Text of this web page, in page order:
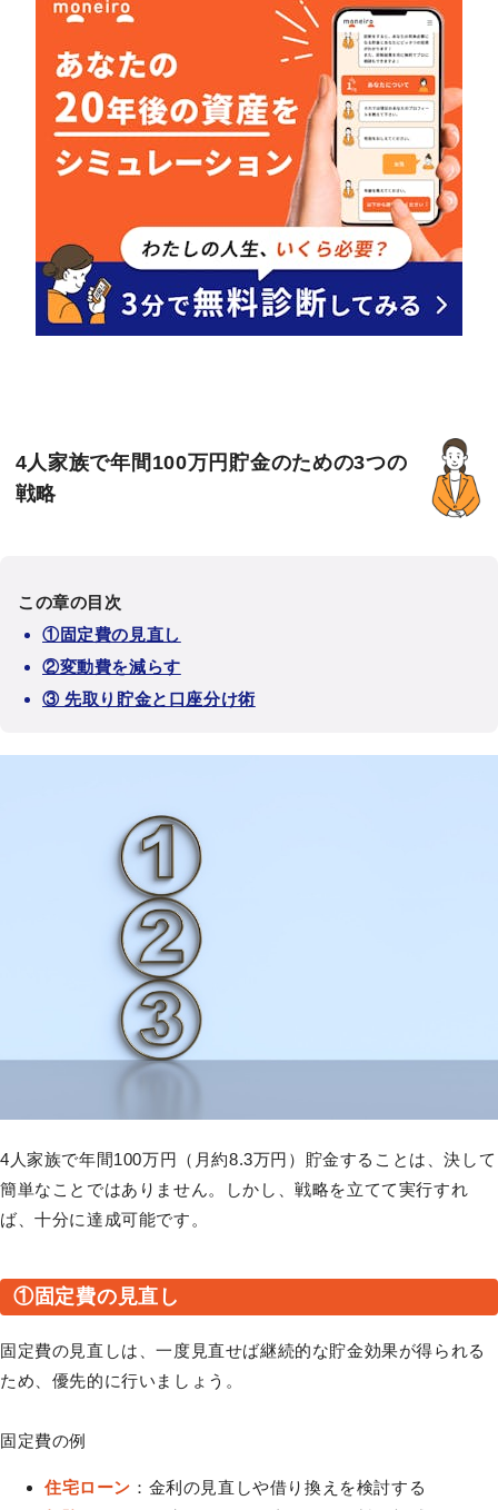
4人家族で年間100万円貯金のための3つの
戦略
この章の目次
①固定費の見直し
②変動費を減らす
③ 先取り貯金と口座分け術
4人家族で年間100万円（月約8.3万円）貯金することは、決して
簡単なことではありません。しかし、戦略を立てて実行すれ
ば、十分に達成可能です。
①固定費の見直し
固定費の見直しは、一度見直せば継続的な貯金効果が得られる
ため、優先的に行いましょう。
固定費の例
住宅ローン ：金利の見直しや借り換えを検討する